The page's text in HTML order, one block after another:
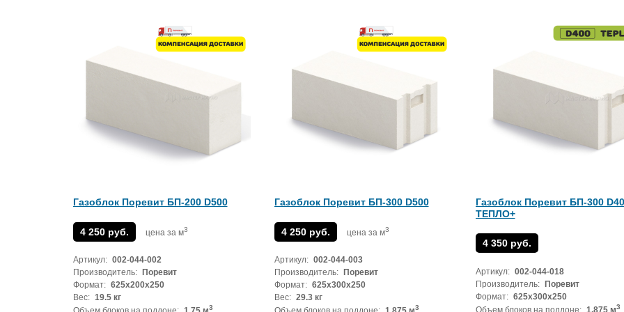
Газоблок Поревит БП-200 D500
4 250 руб. цена за м3
Артикул: 002-044-002
Производитель:
Поревит
Формат: 625x200x250
Вес: 19.5 кг
3
Газоблок Поревит БП-300 D500
4 250 руб. цена за м3
Артикул: 002-044-003
Производитель:
Поревит
Формат: 625x300x250
Вес: 29.3 кг
3
Газоблок Поревит БП-300
ТЕПЛО+
4 350 руб.
Артикул: 002-044-018
Производитель:
Поревит
Формат: 625x300x250
Объем блоков на поддоне: 1.875 м3